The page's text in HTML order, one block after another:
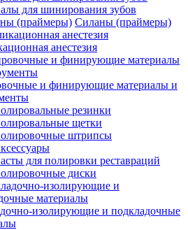
для шинирования зубов
Силаны (праймеры)
анестезия
и финирующие материалы и
резинки
щетки
штрипсы
для полировки реставраций
диски
изолирующие и подкладочные